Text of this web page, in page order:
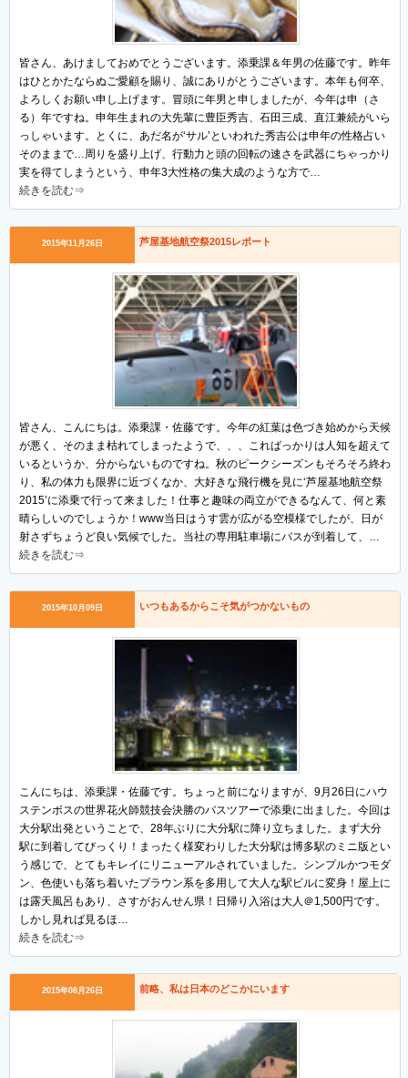
皆さん、あけましておめでとうございます。添乗課＆年男の佐藤です。昨年
はひとかたならぬご愛顧を賜り、誠にありがとうございます。本年も何卒、
よろしくお願い申し上げます。冒頭に年男と申しましたが、今年は申（さ
る）年ですね。申年生まれの大先輩に豊臣秀吉、石田三成、直江兼続がいら
っしゃいます。とくに、あだ名が‘サル’といわれた秀吉公は申年の性格占い
そのままで…周りを盛り上げ、行動力と頭の回転の速さを武器にちゃっかり
実を得てしまうという、申年3大性格の集大成のような方で…
続きを読む⇒
2015年11月26日 芦屋基地航空祭2015レポート
皆さん、こんにちは。添乗課・佐藤です。今年の紅葉は色づき始めから天候
が悪く、そのまま枯れてしまったようで、、、こればっかりは人知を超えて
いるというか、分からないものですね。秋のピークシーズンもそろそろ終わ
り、私の体力も限界に近づくなか、大好きな飛行機を見に‘芦屋基地航空祭
2015’に添乗で行って来ました！仕事と趣味の両立ができるなんて、何と素
晴らしいのでしょうか！www当日はうす雲が広がる空模様でしたが、日が
射さずちょうど良い気候でした。当社の専用駐車場にバスが到着して、…
続きを読む⇒
2015年10月09日 いつもあるからこそ気がつかないもの
こんにちは、添乗課・佐藤です。ちょっと前になりますが、9月26日にハウ
ステンボスの世界花火師競技会決勝のバスツアーで添乗に出ました。今回は
大分駅出発ということで、28年ぶりに大分駅に降り立ちました。まず大分
駅に到着してびっくり！まったく様変わりした大分駅は博多駅のミニ版とい
う感じで、とてもキレイにリニューアルされていました。シンプルかつモダ
ン、色使いも落ち着いたブラウン系を多用して大人な駅ビルに変身！屋上に
は露天風呂もあり、さすがおんせん県！日帰り入浴は大人＠1,500円です。
しかし見れば見るほ…
続きを読む⇒
2015年08月26日 前略、私は日本のどこかにいます